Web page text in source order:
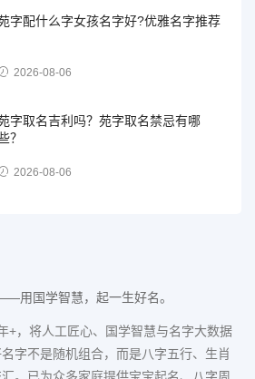
字配什么字女孩名字好?优雅名字推荐
2026-08-06
字取名吉利吗？苑字取名禁忌有哪
？
2026-08-06
用国学智慧，起一生好名。
+，将人工匠心、国学智慧与名字大数据
字不是随机组合，而是八字五行、生肖